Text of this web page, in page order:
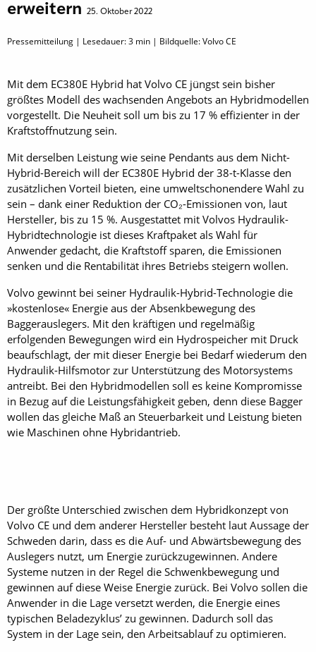
erweitern
25. Oktober 2022
Pressemitteilung | Lesedauer:3 min | Bildquelle: Volvo CE
Mit dem EC380E Hybrid hat Volvo CE jüngst sein bisher
größtes Modell des wachsenden Angebots an Hybridmodellen
vorgestellt. Die Neuheit soll um bis zu 17 % effizienter in der
Kraftstoffnutzung sein.
Mit derselben Leistung wie seine Pendants aus dem Nicht-
Hybrid-Bereich will der EC380E Hybrid der 38-t-Klasse den
zusätzlichen Vorteil bieten, eine umweltschonendere Wahl zu
sein – dank einer Reduktion der CO₂-Emissionen von, laut
Hersteller, bis zu 15 %. Ausgestattet mit Volvos Hydraulik-
Hybridtechnologie ist dieses Kraftpaket als Wahl für
Anwender gedacht, die Kraftstoff sparen, die Emissionen
senken und die Rentabilität ihres Betriebs steigern wollen.
Volvo gewinnt bei seiner Hydraulik-Hybrid-Technologie die
»kostenlose« Energie aus der Absenkbewegung des
Baggerauslegers. Mit den kräftigen und regelmäßig
erfolgenden Bewegungen wird ein Hydrospeicher mit Druck
beaufschlagt, der mit dieser Energie bei Bedarf wiederum den
Hydraulik-Hilfsmotor zur Unterstützung des Motorsystems
antreibt. Bei den Hybridmodellen soll es keine Kompromisse
in Bezug auf die Leistungsfähigkeit geben, denn diese Bagger
wollen das gleiche Maß an Steuerbarkeit und Leistung bieten
wie Maschinen ohne Hybridantrieb.
Der größte Unterschied zwischen dem Hybridkonzept von
Volvo CE und dem anderer Hersteller besteht laut Aussage der
Schweden darin, dass es die Auf- und Abwärtsbewegung des
Auslegers nutzt, um Energie zurückzugewinnen. Andere
Systeme nutzen in der Regel die Schwenkbewegung und
gewinnen auf diese Weise Energie zurück. Bei Volvo sollen die
Anwender in die Lage versetzt werden, die Energie eines
typischen Beladezyklus’ zu gewinnen. Dadurch soll das
System in der Lage sein, den Arbeitsablauf zu optimieren.